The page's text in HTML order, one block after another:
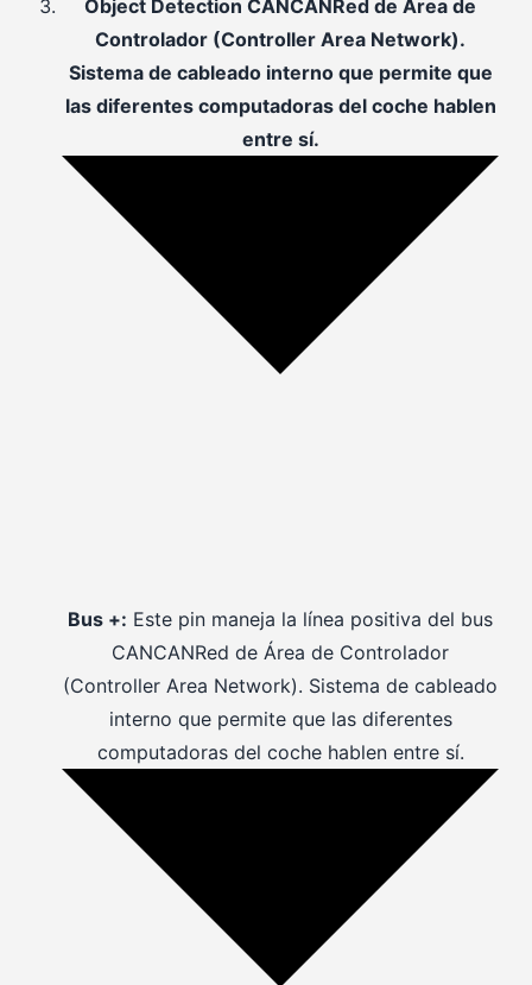
Object Detection CANCAN Red de Área de
Controlador (Controller Area Network).
Sistema de cableado interno que permite que
las diferentes computadoras del coche hablen
entre sí.
Bus +: Este pin maneja la línea positiva del bus
CANCANRed de Área de Controlador
(Controller Area Network). Sistema de cableado
interno que permite que las diferentes
computadoras del coche hablen entre sí.